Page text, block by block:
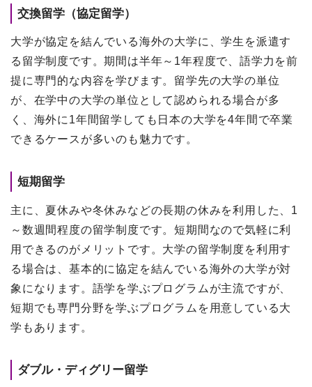
交換留学（協定留学）
大学が協定を結んでいる海外の大学に、学生を派遣す
る留学制度です。期間は半年～1年程度で、語学力を前
提に専門的な内容を学びます。留学先の大学の単位
が、在学中の大学の単位として認められる場合が多
く、海外に1年間留学しても日本の大学を4年間で卒業
できるケースが多いのも魅力です。
短期留学
主に、夏休みや冬休みなどの長期の休みを利用した、1
～数週間程度の留学制度です。短期間なので気軽に利
用できるのがメリットです。大学の留学制度を利用す
る場合は、基本的に協定を結んでいる海外の大学が対
象になります。語学を学ぶプログラムが主流ですが、
短期でも専門分野を学ぶプログラムを用意している大
学もあります。
ダブル・ディグリー留学